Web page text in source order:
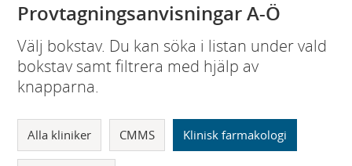
Provtagningsanvisningar A-Ö
Välj bokstav. Du kan söka i listan under vald
bokstav samt filtrera med hjälp av
knapparna.
Alla kliniker CMMS Klinisk farmakologi